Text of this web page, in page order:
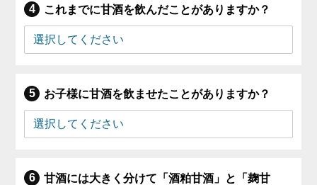
これまでに甘酒を飲んだことがありますか？
お子様に甘酒を飲ませたことがありますか？
甘酒には大きく分けて「酒粕甘酒」と「麹甘